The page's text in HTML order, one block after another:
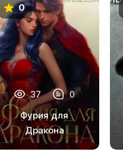
0
37 0
Фурия для
Дракона